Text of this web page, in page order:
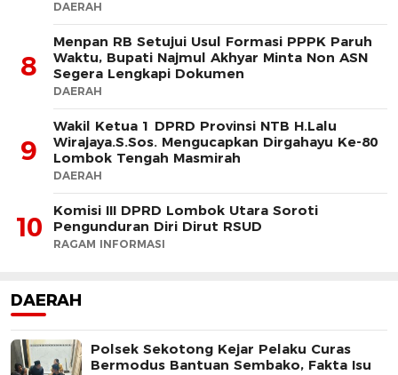
DAERAH
8
Menpan RB Setujui Usul Formasi PPPK Paruh
Waktu, Bupati Najmul Akhyar Minta Non ASN
Segera Lengkapi Dokumen
DAERAH
9
Wakil Ketua 1 DPRD Provinsi NTB H.Lalu
Wirajaya.S.Sos. Mengucapkan Dirgahayu Ke-80
Lombok Tengah Masmirah
DAERAH
10
Komisi III DPRD Lombok Utara Soroti
Pengunduran Diri Dirut RSUD
RAGAM INFORMASI
DAERAH
Polsek Sekotong Kejar Pelaku Curas
Bermodus Bantuan Sembako, Fakta Isu